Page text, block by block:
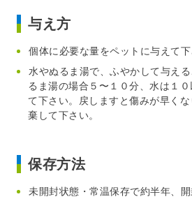
与え方
個体に必要な量をペットに与えて下
水やぬるま湯で、ふやかして与え
るま湯の場合５〜１０分、水は１
て下さい。戻しますと傷みが早く
棄して下さい。
保存方法
未開封状態・常温保存で約半年、